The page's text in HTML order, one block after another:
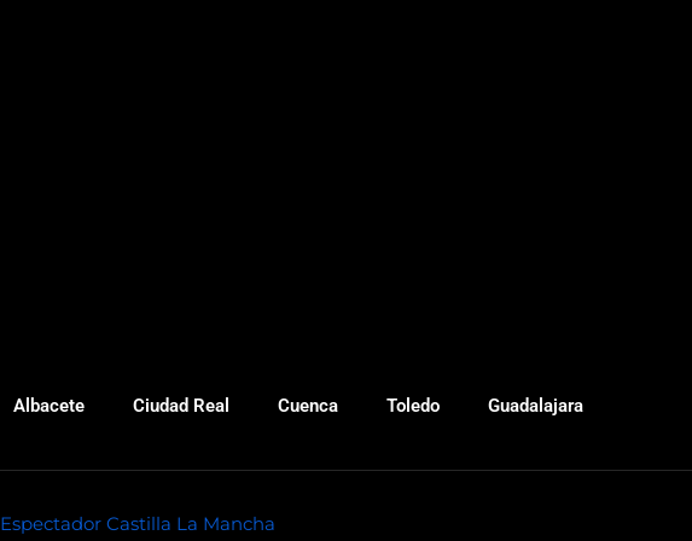
Albacete Ciudad Real Cuenca Toledo Guadalajara
Castilla La Mancha